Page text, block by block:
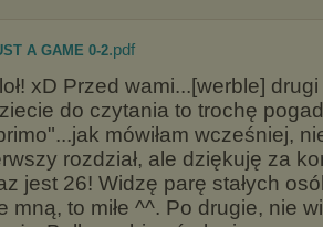
A GAME 0-2.pdf
xD Przed wami...[werble] drugi
do czytania to trochę
mówiłam wcześniej,
rozdział, ale dziękuję za
jest 26! Widzę parę stałych
mną, to miłe ^^. Po drugie, nie